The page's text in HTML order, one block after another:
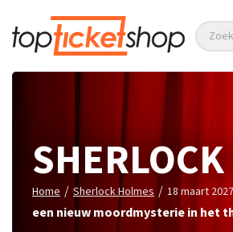
Home / Sherlock Holmes / 18 maart
een nieuw moordmysterie in het